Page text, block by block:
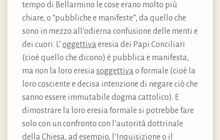
tempo di Bellarmino le cose erano molto più
chiare, o “pubbliche e manifeste”, da quello che
sono in mezzo all’odierna confusione delle menti e
dei cuori. L’ oggettiva eresia dei Papi Conciliari
(cioè quello che dicono) è pubblica e manifesta,
ma non la loro eresia soggettiva o formale (cioè la
loro cosciente e decisa intenzione di negare ciò che
sanno essere immutabile dogma cattolico). E
dimostrare la loro eresia formale si potrebbe fare
solo con un confronto con l’autorità dottrinale
della Chiesa, ad esempio, l’Inquisizione o il